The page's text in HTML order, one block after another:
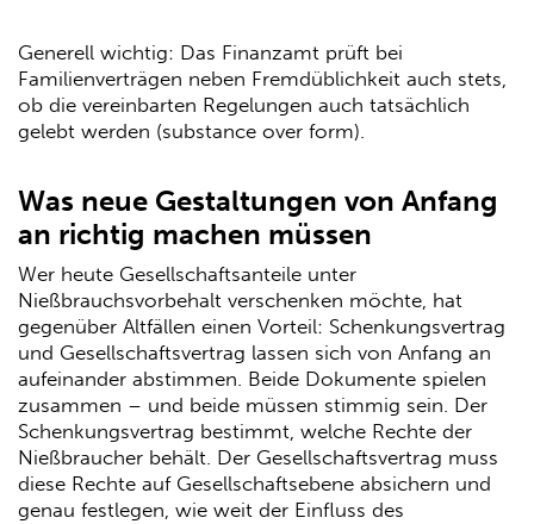
Generell wichtig: Das Finanzamt prüft bei
Familienverträgen neben Fremdüblichkeit auch stets,
ob die vereinbarten Regelungen auch tatsächlich
gelebt werden (substance over form).
Was neue Gestaltungen von Anfang
an richtig machen müssen
Wer heute Gesellschaftsanteile unter
Nießbrauchsvorbehalt verschenken möchte, hat
gegenüber Altfällen einen Vorteil: Schenkungsvertrag
und Gesellschaftsvertrag lassen sich von Anfang an
aufeinander abstimmen. Beide Dokumente spielen
zusammen – und beide müssen stimmig sein. Der
Schenkungsvertrag bestimmt, welche Rechte der
Nießbraucher behält. Der Gesellschaftsvertrag muss
diese Rechte auf Gesellschaftsebene absichern und
genau festlegen, wie weit der Einfluss des